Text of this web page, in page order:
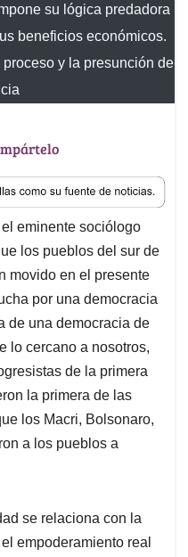
su lógica predadora
beneficios económicos.
y la presunción de
eminente sociólogo
los pueblos del sur de
movido en el presente
por una democracia
de una democracia de
lo cercano a nosotros,
de la primera
la primera de las
los Macri, Bolsonaro,
a los pueblos a
se relaciona con la
empoderamiento real